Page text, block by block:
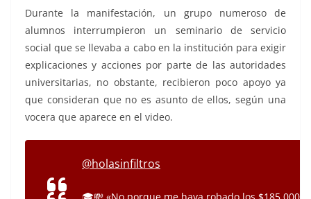
Durante la manifestación, un grupo numeroso de
alumnos interrumpieron un seminario de servicio
social que se llevaba a cabo en la institución para exigir
explicaciones y acciones por parte de las autoridades
universitarias, no obstante, recibieron poco apoyo ya
que consideran que no es asunto de ellos, según una
vocera que aparece en el video.
@holasinfiltros
🎓💸 «No porque me haya robado los $185,000